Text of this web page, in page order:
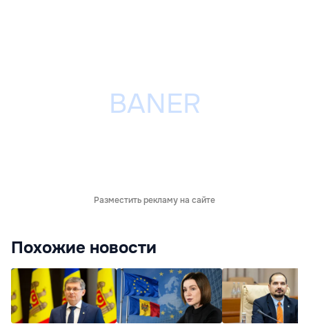
Разместить рекламу на сайте
Похожие новости